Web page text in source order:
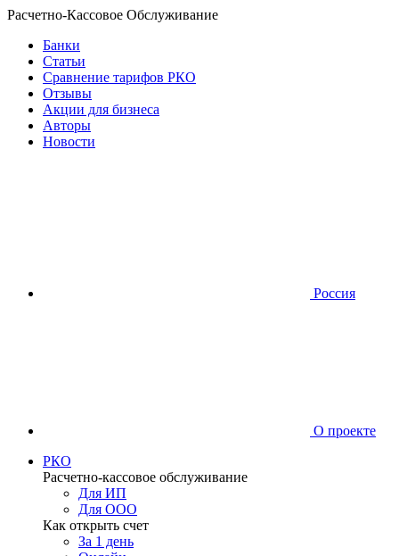
Расчетно-Кассовое Обслуживание
Банки
Статьи
Сравнение тарифов РКО
Отзывы
Акции для бизнеса
Авторы
Новости
Россия
О проекте
РКО
Расчетно-кассовое обслуживание
Для ИП
Для ООО
Как открыть счет
За 1 день